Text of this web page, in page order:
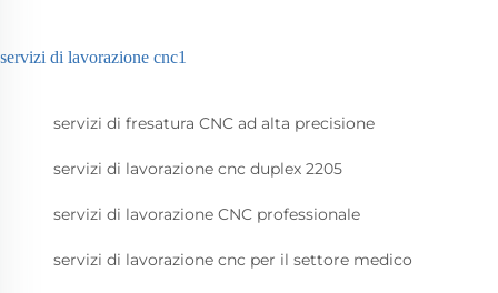
servizi di lavorazione cnc1
servizi di fresatura CNC ad alta precisione
servizi di lavorazione cnc duplex 2205
servizi di lavorazione CNC professionale
servizi di lavorazione cnc per il settore medico